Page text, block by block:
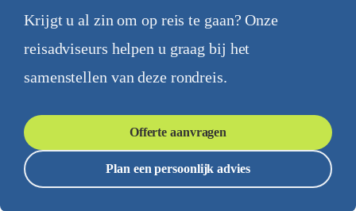
Krijgt u al zin om op reis te gaan? Onze
reisadviseurs helpen u graag bij het
samenstellen van deze rondreis.
Offerte aanvragen
Plan een persoonlijk advies